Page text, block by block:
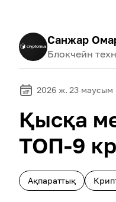
Санжар
Блокчейн
2026 ж. 23 маусым
Қысқа
ТОП-9
Ақпараттық